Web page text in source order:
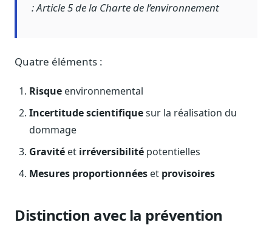
Consultants seniors, plateforme Legiwatch incluse
Guides pratiques
17 guides sur le Parlement, la procédure, le plaidoyer
Blog & Podcast Hémicycle
Lexique parlementaire
1027 termes expliqués
:Article 5 de la Charte de l’environnement
Quatre éléments :
Risque environnemental
Incertitude scientifiquesur la réalisation du
dommage
Gravité et irréversibilité potentielles
Mesures proportionnées et provisoires
Distinction avec la prévention